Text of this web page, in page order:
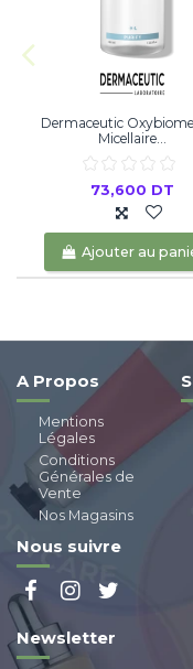
Dermaceutic
Micellaire...
73,600 DT
Ajouter au
A Propos
Mentions
Légales
Conditions
Générales de
Vente
Nos Magasins
Nous suivre
Newsletter